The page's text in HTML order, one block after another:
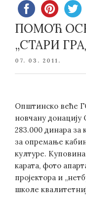
ПОМОЋ
„СТАРИ
POSTED
07. 03. 2011.
Општинско веће
новчану донацију
283.000 динара за
за опремање
културе.
карата, фото
пројектора и
школе